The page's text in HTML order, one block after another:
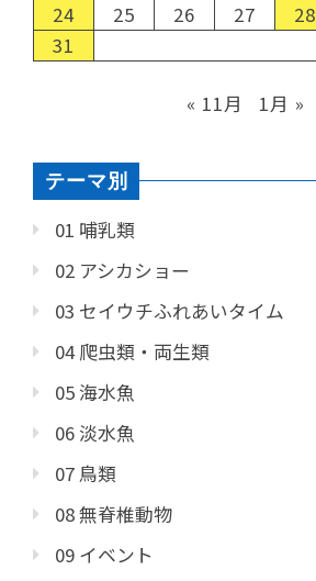
24
25 26 27 28
31
« 11月 1月 »
テーマ別
01 哺乳類
02 アシカショー
03 セイウチふれあいタイム
04 爬虫類・両生類
05 海水魚
06 淡水魚
07 鳥類
08 無脊椎動物
09 イベント